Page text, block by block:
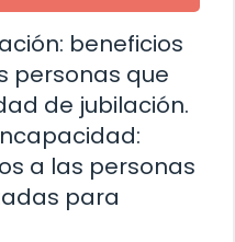
beneficios
personas que
de jubilación.
a las personas
para